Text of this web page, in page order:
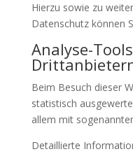
Hierzu sowie zu
Datenschutz können
Analyse-
Beim Besuch dieser
statistisch
allem mit
Detaillierte